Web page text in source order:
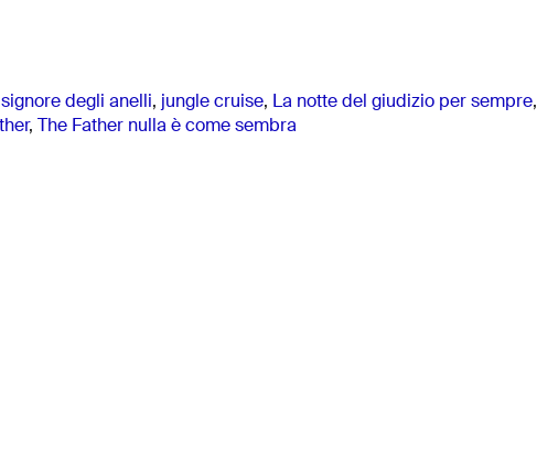
degli anelli, jungle cruise, La notte del giudizio per sempre,
, The Father nulla è come sembra